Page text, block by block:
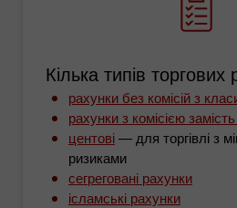
Кілька типів торгових
рахунки без комісій з
рахунки з комісією
центові— для торгівлі з
ризиками
сегреговані рахунки
ісламські рахунки